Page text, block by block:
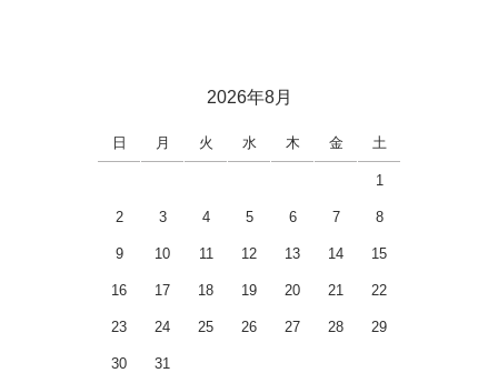
2026年8月
日 月 火 水 木 金 土
1
2 3 4 5 6 7 8
9 10 11 12 13 14 15
16 17 18 19 20 21 22
23 24 25 26 27 28 29
30 31